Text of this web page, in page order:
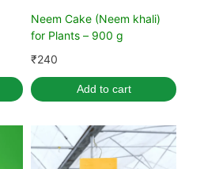
Neem Cake (Neem khali)
for Plants – 900 g
₹240
Add to cart